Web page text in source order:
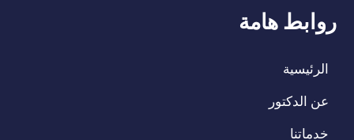
روابط هامة
الرئيسية
عن الدكتور
خدماتنا